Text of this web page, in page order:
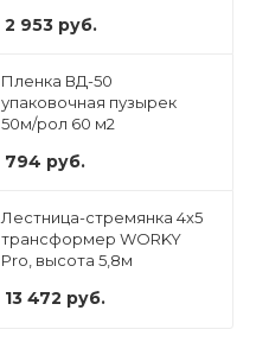
2 953 руб.
Пленка ВД-50
упаковочная пузырек
50м/рол 60 м2
794 руб.
Лестница-стремянка 4x5
трансформер WORKY
Pro, высота 5,8м
13 472 руб.